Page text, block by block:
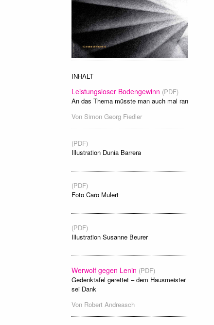
INHALT
Leistungsloser Bodengewinn (PDF)
An das Thema müsste man auch mal ran
Von Simon Georg Fiedler
(PDF)
Illustration Dunia Barrera
(PDF)
Foto Caro Mulert
(PDF)
Illustration Susanne Beurer
Werwolf gegen Lenin (PDF)
Gedenktafel gerettet – dem Hausmeister
sei Dank
Von Robert Andreasch